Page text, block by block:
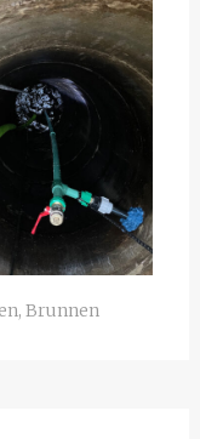
, Brunnen